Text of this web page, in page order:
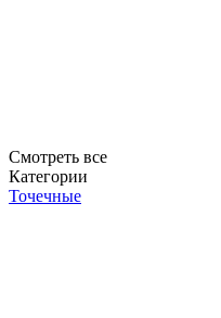
Смотреть все
Категории
Точечные